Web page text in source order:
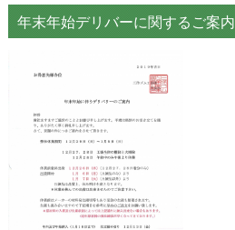
年末年始デリバーに関するご案内